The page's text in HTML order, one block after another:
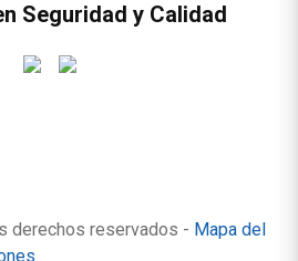
Seguridad y Calidad
derechos reservados - Mapa del